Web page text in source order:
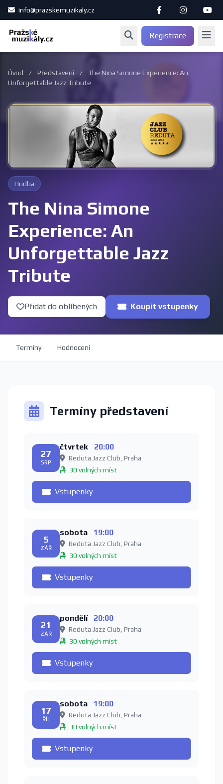
info@prazskemuzikaly.cz
Registrace
Úvod / Představení /
The Nina Simone Experience: An
Unforgettable Jazz Tribute
Hudba
The Nina Simone
Experience: An
Unforgettable Jazz
Tribute
Přidat do oblíbených Koupit vstupenky
Termíny Hodnocení
Termíny představení
27
SRP
čtvrtek 20:00
Reduta Jazz Club, Praha
30 volných míst
Vstupenky
5
ZÁŘ
sobota 19:00
Reduta Jazz Club, Praha
30 volných míst
Vstupenky
21
ZÁŘ
pondělí 20:00
Reduta Jazz Club, Praha
30 volných míst
Vstupenky
17
ŘÍJ
sobota 19:00
Reduta Jazz Club, Praha
30 volných míst
Vstupenky